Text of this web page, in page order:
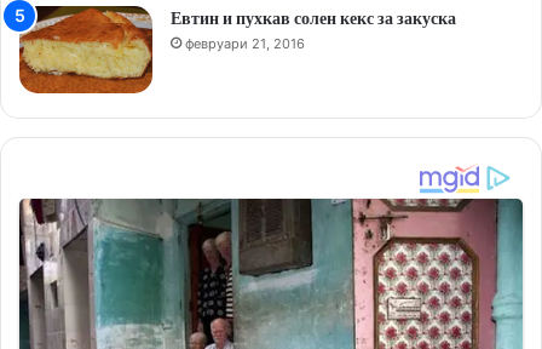
Евтин и пухкав солен кекс за закуска
февруари 21, 2016